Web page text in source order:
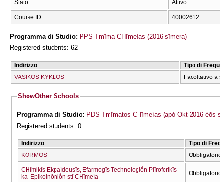
Stato Attivo
Course ID 40002612
Programma di Studio: PPS-Tmīma CΗīmeías (2016-sīmera)
Registered students: 62
Indirizzo
Tipo di
VASIKOS KYKLOS
Facoltativo a
ShowOther Schools
Programma di Studio: PDS Tmīmatos CΗīmeías (apó Okt-2016 éōs
Registered students: 0
Indirizzo
Tipo di
KORMOS
CΗīmikīs Ekpaídeusīs, Efarmogīs Technologiṓn Plīroforikīs
kai Epikoinōniṓn stī CΗīmeía